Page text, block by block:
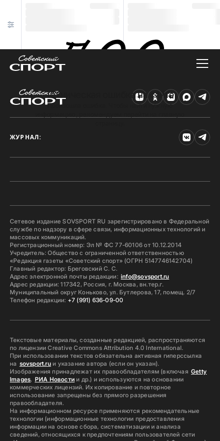
Техническая ошибка на сайте
Произошла ошибка. Чтобы найти нужную
ЖУРНАЛ:
Сетевое издание SOVSPORT RU зарегистрировано в Федеральной
службе по надзору в сфере связи, информационных технологий и
массовых коммуникаций.
Регистрационный номер: Эл № ФС 77-60106 от 10.12.2014
Учредитель: Общество с ограниченной ответственностью
«Редакция газеты «Советский спорт» (ОГРН 5147746142704)
Главный редактор: Бреговский С. С.
Адрес электронной почты редакции: info@sovsport.ru
Адрес редакции: 117342, Россия, г. Москва, вн.тер.г.
Муниципальный округ Коньково, ул. Бутлерова, 17, помещ. 2/7
Телефон редакции: +7 (991) 636-09-00
Текстовые материалы, созданные редакцией, распространяются
по лицензии Creative Commons Attribution 4.0 International.
При использовании текстов обязательна активная гиперссылка
на sovsport.ruи указание автора (если он указан).
Изображения принадлежат их правообладателям (включая Getty
Images, РИА Новостии др.) и используются на основании
коммерческих лицензий. Их копирование и повторное
использование запрещены без прямого разрешения
правообладателя.
На информационном ресурсе применяются рекомендательные
технологии (информационные технологии предоставления
информации на основе сбора, систематизации и анализа
сведений, относящихся к предпочтениям пользователей сети